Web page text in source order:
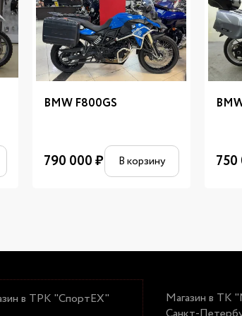
BMW F800GS
790 000₽ В корзину
в ТРК "СпортЕХ"
Магазин в ТК